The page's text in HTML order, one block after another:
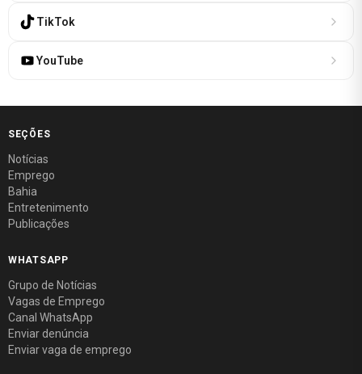
TikTok
YouTube
SEÇÕES
Notícias
Emprego
Bahia
Entretenimento
Publicações
WHATSAPP
Grupo de Notícias
Vagas de Emprego
Canal WhatsApp
Enviar denúncia
Enviar vaga de emprego